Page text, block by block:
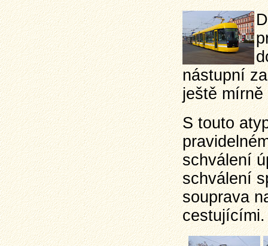
nástupní
ještě
S touto
schválení
schválení
souprava
cestujícími.